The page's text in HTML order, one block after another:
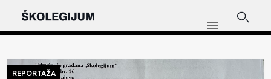
REPORTAŽA